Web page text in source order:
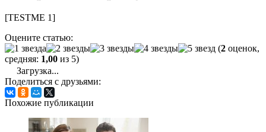
[TESTME 1]
Оцените статью:
(2 оценок,
средняя: 1,00 из 5)
Загрузка...
Поделиться с друзьями:
Похожие публикации